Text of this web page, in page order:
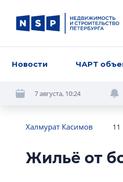
Новости ЧАРТ
7 августа, 10:24
Халмурат Касимов 11
Жильё от